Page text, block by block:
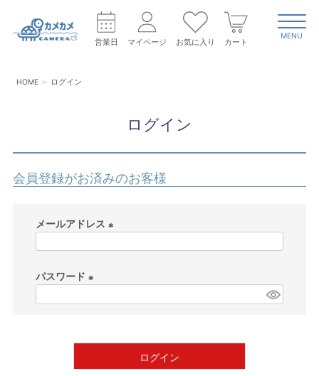
営業日 マイページ お気に入り カート
MENU
HOME ログイン
ログイン
会員登録がお済みのお客様
メールアドレス
パスワード
)
ログイン